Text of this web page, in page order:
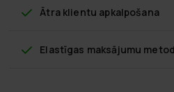
Ātra klientu apkalpošana
Elastīgas maksājumu